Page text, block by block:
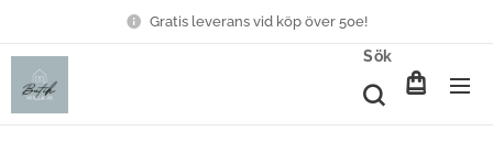
Gratis leverans vid köp över 50e!
Sök